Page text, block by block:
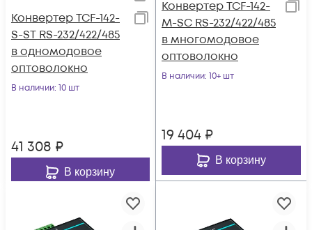
Конвертер TCF-142-
S-ST RS-232/422/485
в одномодовое
оптоволокно
В наличии: 10 шт
41 308 ₽
В корзину
Конвертер TCF-142-
M-SC RS-232/422/485
в многомодовое
оптоволокно
В наличии: 10+ шт
19 404 ₽
В корзину